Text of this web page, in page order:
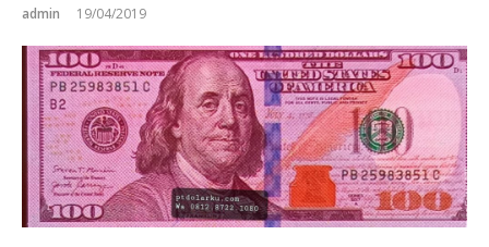
admin 19/04/2019